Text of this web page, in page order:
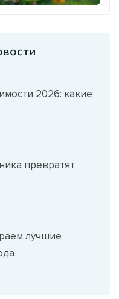
2026: какие
превратят
лучшие